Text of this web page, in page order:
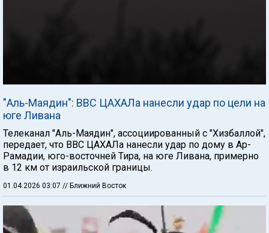
"Аль-Маядин": ВВС ЦАХАЛа нанесли удар по цели на
юге Ливана
Телеканал "Аль-Маядин", ассоциированный с "Хизбаллой",
передает, что ВВС ЦАХАЛа нанесли удар по дому в Ар-
Рамадии, юго-восточней Тира, на юге Ливана, примерно
в 12 км от израильской границы.
01.04.2026 03:07 // Ближний Восток